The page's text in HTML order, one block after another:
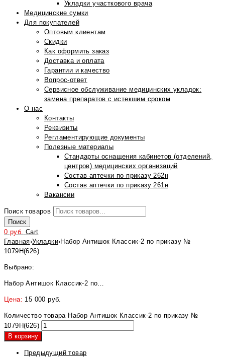
Укладки участкового врача
Медицинские сумки
Для покупателей
Оптовым клиентам
Скидки
Как оформить заказ
Доставка и оплата
Гарантии и качество
Вопрос-ответ
Сервисное обслуживание медицинских укладок:
замена препаратов с истекшим сроком
О нас
Контакты
Реквизиты
Регламентирующие документы
Полезные материалы
Стандарты оснащения кабинетов (отделений,
центров) медицинских организаций
Состав аптечки по приказу 262н
Состав аптечки по приказу 261н
Вакансии
Поиск товаров
Поиск
0 руб. Cart
Главная›Укладки›Набор Антишок Классик-2 по приказу №
1079Н(626)
Выбрано:
Набор Антишок Классик-2 по…
Цена: 15 000 руб.
Количество товара Набор Антишок Классик-2 по приказу №
1079Н(626)
В корзину
Предыдущий товар